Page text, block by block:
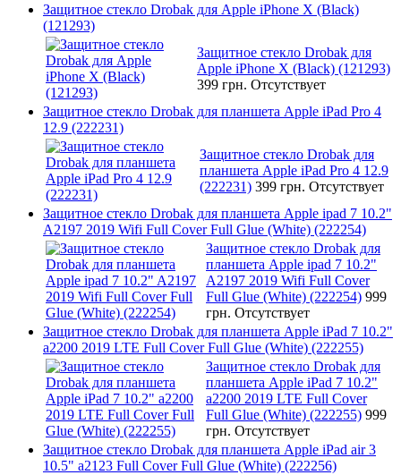
Защитное стекло Drobak для Apple iPhone X (Black)
(121293)
Защитное стекло Drobak для
Apple iPhone X (Black) (121293)
399 грн. Отсутствует
Защитное стекло Drobak для планшета Apple iPad Pro 4
12.9 (222231)
Защитное стекло Drobak для
планшета Apple iPad Pro 4 12.9
(222231) 399 грн. Отсутствует
Защитное стекло Drobak для планшета Apple ipad 7 10.2"
A2197 2019 Wifi Full Cover Full Glue (White) (222254)
Защитное стекло Drobak для
планшета Apple ipad 7 10.2"
A2197 2019 Wifi Full Cover
Full Glue (White) (222254) 999
грн. Отсутствует
Защитное стекло Drobak для планшета Apple iPad 7 10.2"
a2200 2019 LTE Full Cover Full Glue (White) (222255)
Защитное стекло Drobak для
планшета Apple iPad 7 10.2"
a2200 2019 LTE Full Cover
Full Glue (White) (222255) 999
грн. Отсутствует
Защитное стекло Drobak для планшета Apple iPad air 3
10.5" a2123 Full Cover Full Glue (White) (222256)